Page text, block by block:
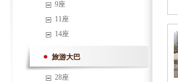
9座
11座
14座
旅游大巴
28座